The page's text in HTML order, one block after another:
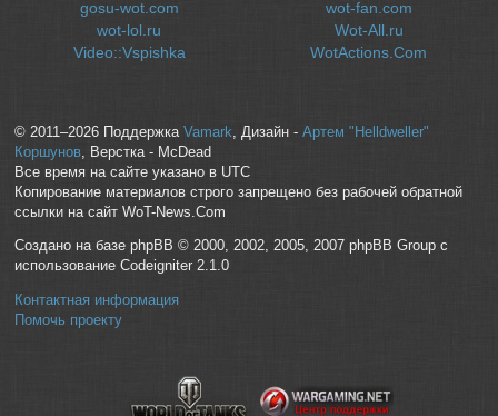
gosu-wot.com
wot-lol.ru
Video::Vspishka
wot-fan.com
Wot-All.ru
WotActions.Com
© 2011–2026 Поддержка Vamark, Дизайн - Артем "Helldweller"
Коршунов, Верстка - McDead
Все время на сайте указано в UTC
Копирование материалов строго запрещено без рабочей обратной
ссылки на сайт WoT-News.Com
Создано на базе phpBB © 2000, 2002, 2005, 2007 phpBB Group с
использование Codeigniter 2.1.0
Контактная информация
Помочь проекту